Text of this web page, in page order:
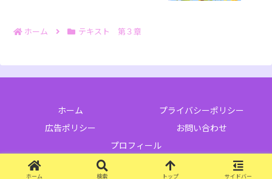
ホーム テキスト 第３章
ホーム
プライバシーポリシー
広告ポリシー
お問い合わせ
プロフィール
© 2023 登録販売者試験 独学ブログ.
ホーム 検索 トップ サイドバー